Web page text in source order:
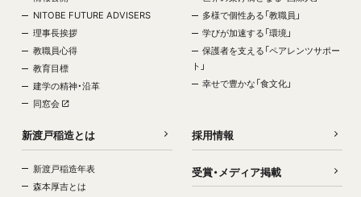
NITOBE FUTURE ADVISERS
理事長挨拶
教職員心得
教育目標
建学の精神・沿革
同窓会
多様で個性ある「教職員」
学びが加速する「環境」
保護者を支える「ペアレンツサポー
ト」
幸せで豊かな「食文化」
新渡戸稲造とは
新渡戸稲造年表
森本厚吉とは
採用情報
受賞・メディア掲載